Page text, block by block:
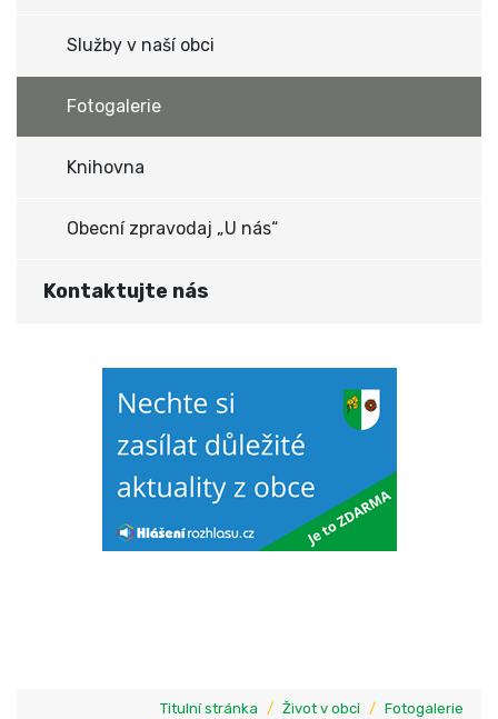
Služby v naší obci
Fotogalerie
Knihovna
Obecní zpravodaj „U nás“
Kontaktujte nás
Titulní stránka Život v obci
Fotogalerie